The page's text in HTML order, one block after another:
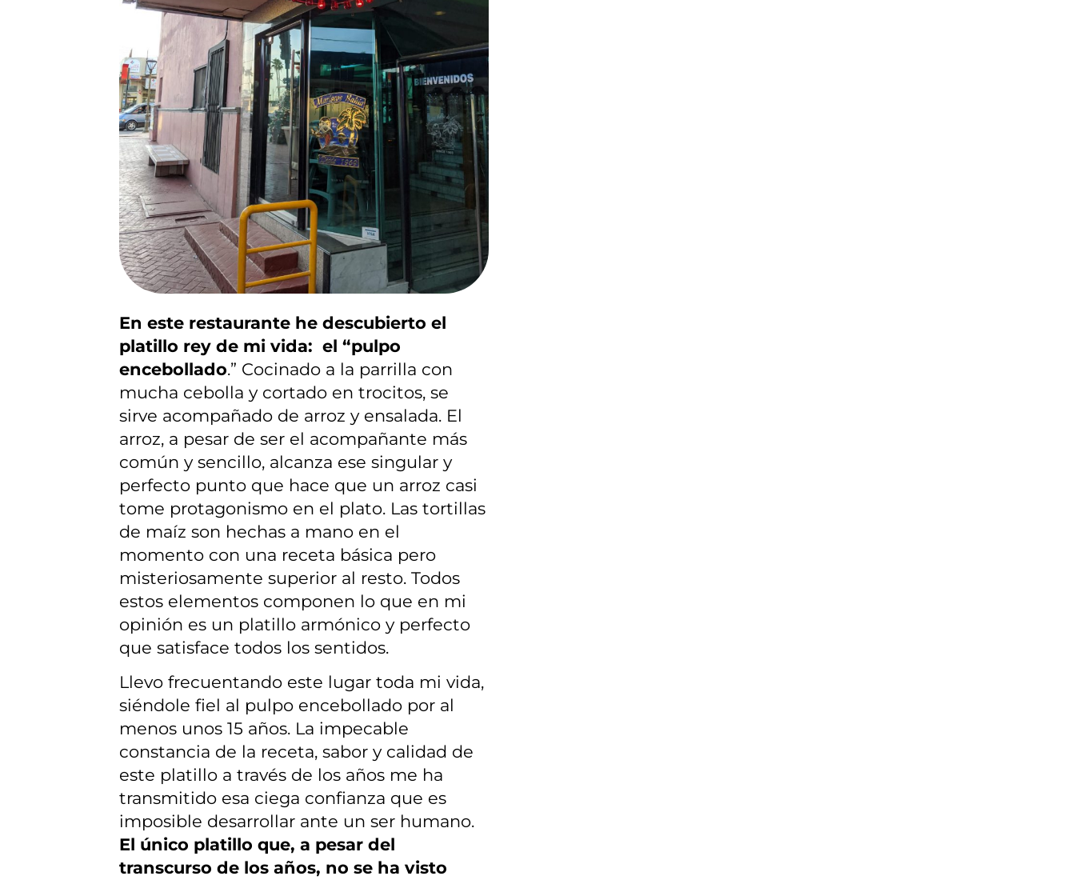
En este restaurante he descubierto el
platillo rey de mi vida: el “pulpo
encebollado.” Cocinado a la parrilla con
mucha cebolla y cortado en trocitos, se
sirve acompañado de arroz y ensalada. El
arroz, a pesar de ser el acompañante más
común y sencillo, alcanza ese singular y
perfecto punto que hace que un arroz casi
tome protagonismo en el plato. Las tortillas
de maíz son hechas a mano en el
momento con una receta básica pero
misteriosamente superior al resto. Todos
estos elementos componen lo que en mi
opinión es un platillo armónico y perfecto
que satisface todos los sentidos.
Llevo frecuentando este lugar toda mi vida,
siéndole fiel al pulpo encebollado por al
menos unos 15 años. La impecable
constancia de la receta, sabor y calidad de
este platillo a través de los años me ha
transmitido esa ciega confianza que es
imposible desarrollar ante un ser humano.
El único platillo que, a pesar del
transcurso de los años, no se ha visto